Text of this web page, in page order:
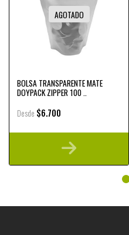
AGOTADO
BOLSA TRANSPARENTE MATE
DOYPACK ZIPPER 100 ..
Desde $6.700